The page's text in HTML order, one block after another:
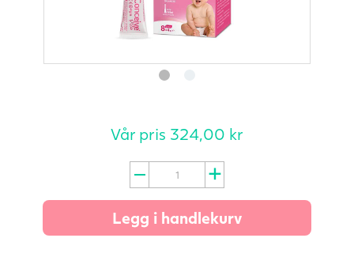
Vår pris 324,00 kr
Conceive+
Plus
af
Legg i handlekurv